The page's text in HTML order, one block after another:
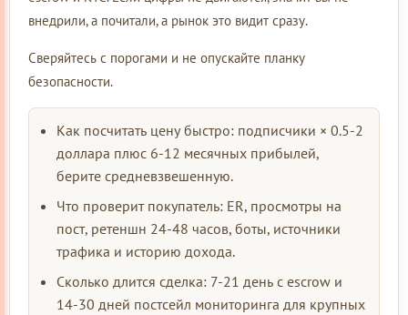
внедрили, а почитали, а рынок это видит сразу.
Сверяйтесь с порогами и не опускайте планку
безопасности.
Как посчитать цену быстро: подписчики × 0.5-2
доллара плюс 6-12 месячных прибылей,
берите средневзвешенную.
Что проверит покупатель: ER, просмотры на
пост, ретеншн 24-48 часов, боты, источники
трафика и историю дохода.
Сколько длится сделка: 7-21 день с escrow и
14-30 дней постсейл мониторинга для крупных